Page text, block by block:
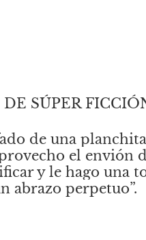
SÚPER
de una
el envión
y le hago una
abrazo perpetuo”.